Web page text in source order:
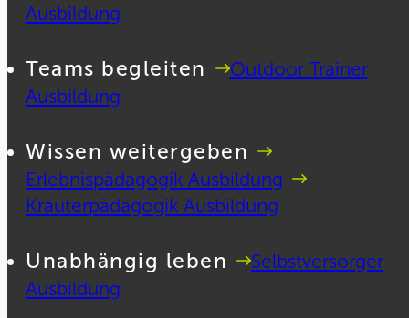
Ausbildung
Teams begleiten
Outdoor Trainer
Ausbildung
Wissen weitergeben
Erlebnispädagogik Ausbildung
Kräuterpädagogik Ausbildung
Unabhängig leben
Selbstversorger
Ausbildung